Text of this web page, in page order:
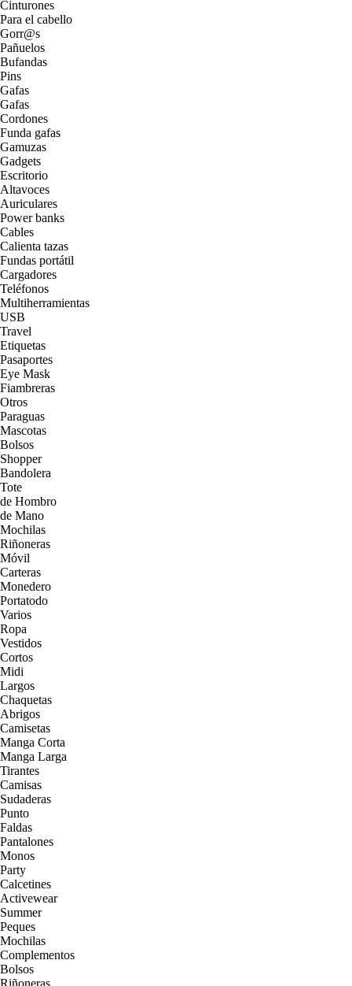
Cinturones
Para el cabello
Gorr@s
Pañuelos
Bufandas
Pins
Gafas
Gafas
Cordones
Funda gafas
Gamuzas
Gadgets
Escritorio
Altavoces
Auriculares
Power banks
Cables
Calienta tazas
Fundas portátil
Cargadores
Teléfonos
Multiherramientas
USB
Travel
Etiquetas
Pasaportes
Eye Mask
Fiambreras
Otros
Paraguas
Mascotas
Bolsos
Shopper
Bandolera
Tote
de Hombro
de Mano
Mochilas
Riñoneras
Móvil
Carteras
Monedero
Portatodo
Varios
Ropa
Vestidos
Cortos
Midi
Largos
Chaquetas
Abrigos
Camisetas
Manga Corta
Manga Larga
Tirantes
Camisas
Sudaderas
Punto
Faldas
Pantalones
Monos
Party
Calcetines
Activewear
Summer
Peques
Mochilas
Complementos
Bolsos
Riñoneras